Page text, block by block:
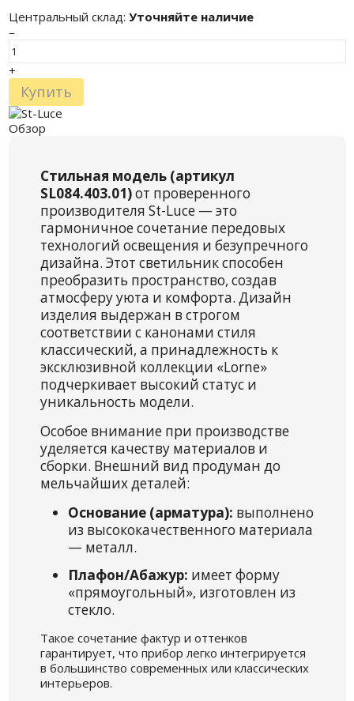
Центральный склад: Уточняйте наличие
–
+
Купить
Обзор
Стильная модель (артикул
SL084.403.01)от проверенного
производителя St-Luce — это
гармоничное сочетание передовых
технологий освещения и безупречного
дизайна. Этот светильник способен
преобразить пространство, создав
атмосферу уюта и комфорта. Дизайн
изделия выдержан в строгом
соответствии с канонами стиля
классический, а принадлежность к
эксклюзивной коллекции «Lorne»
подчеркивает высокий статус и
уникальность модели.
Особое внимание при производстве
уделяется качеству материалов и
сборки. Внешний вид продуман до
мельчайших деталей:
Основание (арматура): выполнено
из высококачественного материала
— металл.
Плафон/Абажур: имеет форму
«прямоугольный», изготовлен из
стекло.
Такое сочетание фактур и оттенков
гарантирует, что прибор легко интегрируется
в большинство современных или классических
интерьеров.